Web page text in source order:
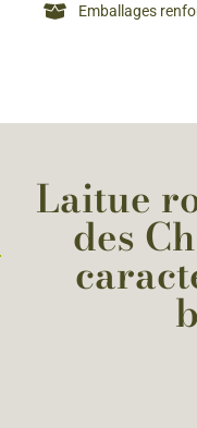
Emballages
Laitue
des